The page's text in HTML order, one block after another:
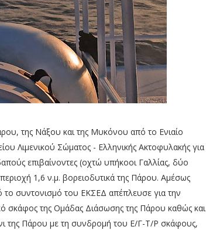
της Νάξου και της Μυκόνου από το Ενιαίο
Λιμενικού Σώματος - Ελληνικής Ακτοφυλακής για
επιβαίνοντες (οχτώ υπήκοοι Γαλλίας, δύο
1,6 ν.μ. βορειοδυτικά της Πάρου. Αμέσως
το συντονισμό του ΕΚΣΕΔ απέπλευσε για την
σκάφος της Ομάδας Διάσωσης της Πάρου καθώς και
της Πάρου με τη συνδρομή του Ε/Γ-Τ/Ρ σκάφους,